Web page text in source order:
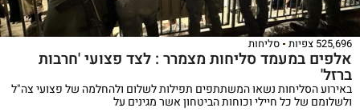
525,696 צפיות סליחות
אלפים במעמד סליחות מצמרר : לצד פצועי 'חרבות
ברזל'
באירוע הסליחות נשאו המשתתפים תפילות לשלום ולהחלמה של פצועי צה"ל
ולשלומם של כל חיילי וכוחות הביטחון אשר מגינים על